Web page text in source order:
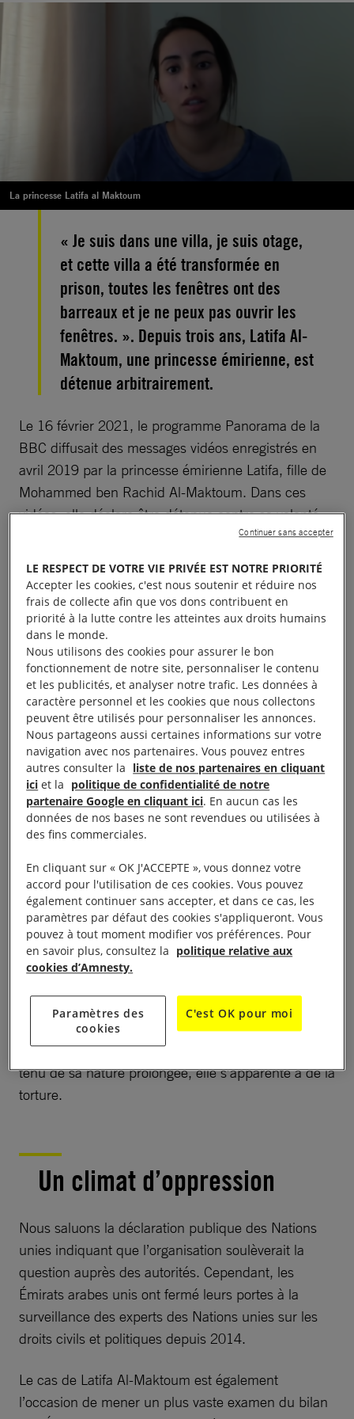
La princesse Latifa al Maktoum
« Je suis dans une villa, je suis otage,
et cette villa a été transformée en
prison, toutes les fenêtres ont des
barreaux et je ne peux pas ouvrir les
fenêtres. ». Depuis trois ans, Latifa Al-
Maktoum, une princesse émirienne, est
détenue arbitrairement.
Le 16 février 2021, le programme Panorama de la
BBC diffusait des messages vidéos enregistrés en
avril 2019 par la princesse émirienne Latifa, fille de
Mohammed ben Rachid Al-Maktoum. Dans ces
vidéos, elle déclare être détenue contre sa volonté.
Maktoum est effrayant, et nous sommes
extrêmement inquiets pour sa sécurité. D’autant
plus que ses amis ont déclaré ne plus avoir eu de
contact avec elle depuis des mois.
Séquestrée dans une cage
dorée
Latifa Mohammed ben Rachid Al-Maktoum est
assignée à domicile depuis presque trois ans,
2018, elle a été enlevée en mer, au large des côtes
indiennes, et renvoyée de force à Dubaï. Elle a été
victime d’un éventail d’atteintes aux droits humains,
dont un enlèvement, un renvoi forcé et une
détention au secret.
Latifa Al-Maktoum est peut-être détenue dans une
“cage dorée”, mais cela ne change rien au fait que
sa privation de liberté est arbitraire et que, compte
tenu de sa nature prolongée, elle s’apparente à de la
torture.
Un climat d’oppression
Nous saluons la déclaration publique des Nations
unies indiquant que l’organisation soulèverait la
question auprès des autorités. Cependant, les
Émirats arabes unis ont fermé leurs portes à la
surveillance des experts des Nations unies sur les
droits civils et politiques depuis 2014.
Le cas de Latifa Al-Maktoum est également
l’occasion de mener un plus vaste examen du bilan
LE RESPECT DE VOTRE VIE PRIVÉE EST NOTRE PRIORITÉ
Accepter les cookies, c'est nous soutenir et réduire nos
frais de collecte afin que vos dons contribuent en
priorité à la lutte contre les atteintes aux droits humains
dans le monde.
Nous utilisons des cookies pour assurer le bon
fonctionnement de notre site, personnaliser le contenu
et les publicités, et analyser notre trafic. Les données à
caractère personnel et les cookies que nous collectons
peuvent être utilisés pour personnaliser les annonces.
Nous partageons aussi certaines informations sur votre
navigation avec nos partenaires. Vous pouvez entres
autres consulter la liste de nos partenaires en cliquant
ici et la politique de confidentialité de notre
partenaire Google en cliquant ici. En aucun cas les
données de nos bases ne sont revendues ou utilisées à
des fins commerciales.
En cliquant sur « OK J'ACCEPTE », vous donnez votre
accord pour l'utilisation de ces cookies. Vous pouvez
également continuer sans accepter, et dans ce cas, les
paramètres par défaut des cookies s'appliqueront. Vous
pouvez à tout moment modifier vos préférences. Pour
en savoir plus, consultez la politique relative aux
cookies d’Amnesty.
Paramètres des
cookies
C'est OK pour moi
Continuer sans accepter